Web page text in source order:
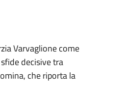
Varvaglione come
decisive tra
che riporta la